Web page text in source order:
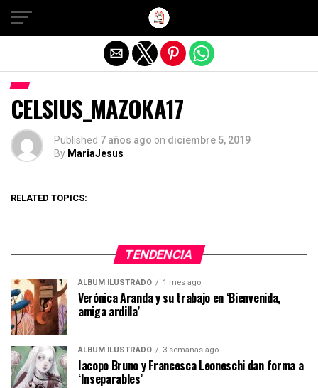
CELSIUS_MAZOKA17
Published 7 años ago on diciembre 5, 2019
By MariaJesus
RELATED TOPICS:
TENDENCIA
ÁLBUM ILUSTRADO 1 mes ago
Verónica Aranda y su trabajo en ‘Bienvenida,
amiga ardilla’
ÁLBUM ILUSTRADO 3 semanas ago
Iacopo Bruno y Francesca Leoneschi dan forma a
‘Inseparables’
Salir de la versión móvil